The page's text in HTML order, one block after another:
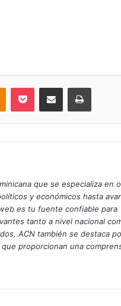
que se especializa en
y económicos hasta
es tu fuente confiable para
tanto a nivel nacional
ACN también se destaca
proporcionan una